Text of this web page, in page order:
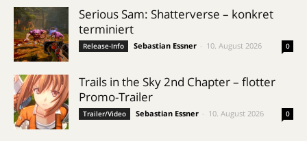
Serious Sam: Shatterverse – konkret
terminiert
Release-Info Sebastian Essner 10. August 2026 0
Trails in the Sky 2nd Chapter – flotter
Promo-Trailer
Trailer/Video Sebastian Essner 10. August 2026 0